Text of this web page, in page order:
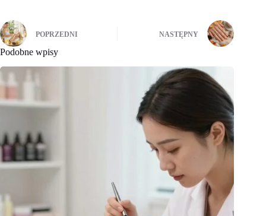
POPRZEDNI NASTĘPNY
Podobne wpisy